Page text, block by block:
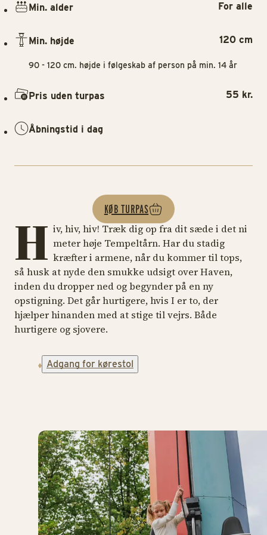
H iv, hiv, hiv! Træk dig op fra dit sæde i det ni
meter høje Tempeltårn. Har du stadig
kræfter i armene, når du kommer til tops,
så husk at nyde den smukke udsigt over Haven,
inden du dropper ned og begynder på en ny
opstigning. Det går hurtigere, hvis I er to, der
hjælper hinanden med at stige til vejrs. Både
hurtigere og sjovere.
Adgang for kørestol
Min. alder For alle
Min. højde 120 cm
90 - 120 cm. højde i følgeskab af person på min. 14 år
Pris uden turpas 55 kr.
Åbningstid i dag
KØB TURPAS